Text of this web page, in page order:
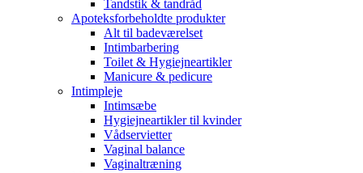
Tandstik & tandråd
Apoteksforbeholdte produkter
Alt til badeværelset
Intimbarbering
Toilet & Hygiejneartikler
Manicure & pedicure
Intimpleje
Intimsæbe
Hygiejneartikler til kvinder
Vådservietter
Vaginal balance
Vaginaltræning